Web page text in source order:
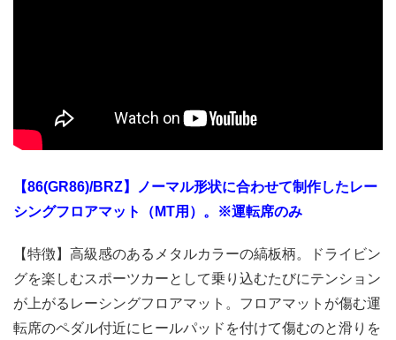
【86(GR86)/BRZ】ノーマル形状に合わせて制作したレー
シングフロアマット（MT用）。※運転席のみ
【特徴】高級感のあるメタルカラーの縞板柄。ドライビン
グを楽しむスポーツカーとして乗り込むたびにテンション
が上がるレーシングフロアマット。フロアマットが傷む運
転席のペダル付近にヒールパッドを付けて傷むのと滑りを